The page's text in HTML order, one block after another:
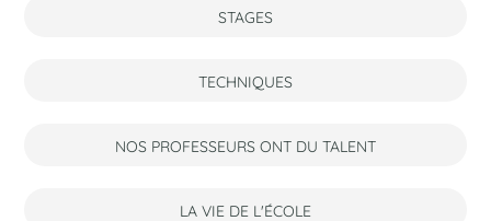
STAGES
TECHNIQUES
NOS PROFESSEURS ONT DU TALENT
LA VIE DE L'ÉCOLE